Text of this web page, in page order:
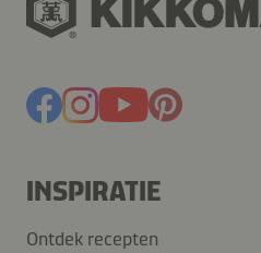
INSPIRATIE
Ontdek recepten